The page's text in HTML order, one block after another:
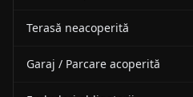
Terasă neacoperită
Garaj / Parcare acoperită